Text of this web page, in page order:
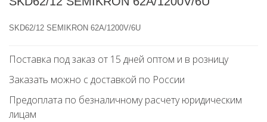
SKD62/12 SEMIKRON 62A/1200V/6U
Поставка под заказ от 15 дней оптом и в розницу
Заказать можно с доставкой по России
Предоплата по безналичному расчету юридическим
лицам